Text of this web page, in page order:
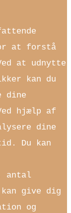
at forstå
at udnytte
kan du
dine
hjælp af
dine
Du kan
antal
kan give dig
og